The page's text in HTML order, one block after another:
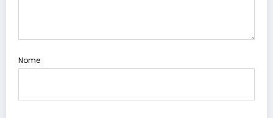
Nome